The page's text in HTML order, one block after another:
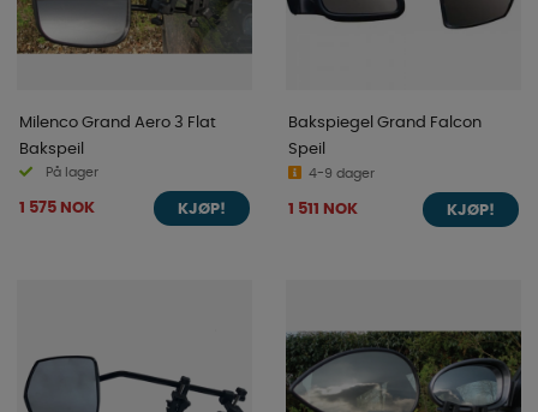
Milenco Grand Aero 3 Flat
Bakspeil
På lager
1 575 NOK KJØP!
Bakspiegel Grand Falcon
Speil
4-9 dager
1 511 NOK KJØP!